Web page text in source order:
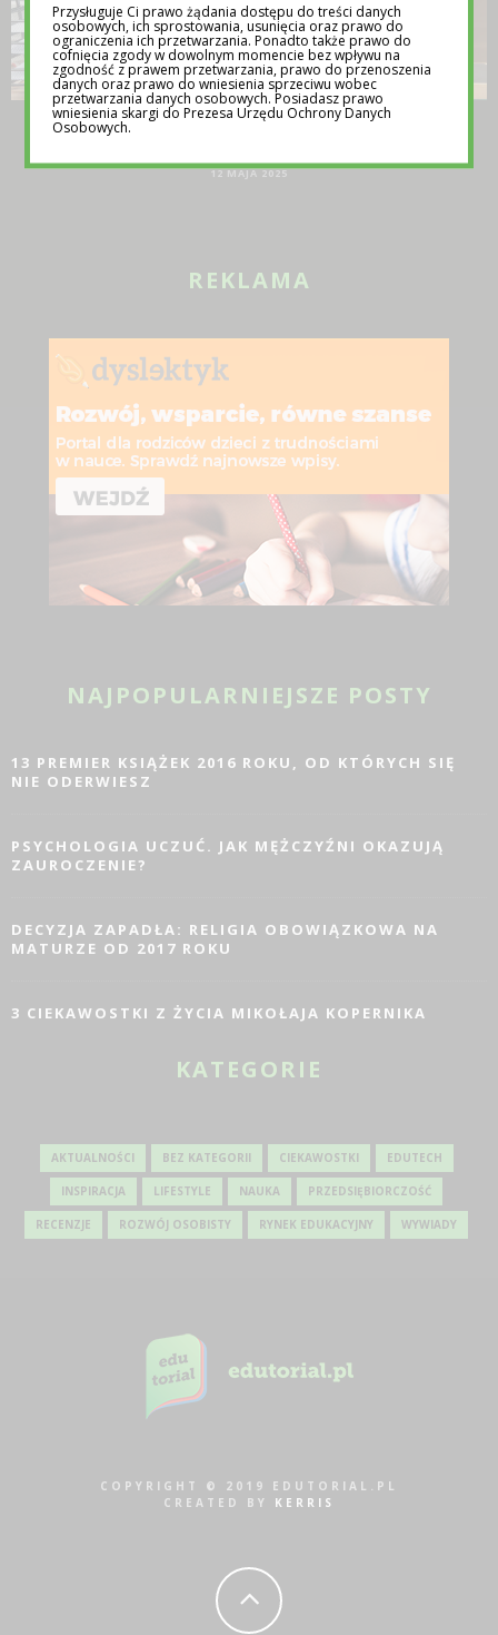
TEMATY NA LEKCJE WYCHOWAWCZE –
12 MAJA 2025
REKLAMA
NAJPOPULARNIEJSZE POSTY
13 PREMIER KSIĄŻEK 2016 ROKU, OD KTÓRYCH SIĘ
NIE ODERWIESZ
PSYCHOLOGIA UCZUĆ. JAK MĘŻCZYŹNI OKAZUJĄ
ZAUROCZENIE?
DECYZJA ZAPADŁA: RELIGIA OBOWIĄZKOWA NA
MATURZE OD 2017 ROKU
3 CIEKAWOSTKI Z ŻYCIA MIKOŁAJA KOPERNIKA
KATEGORIE
AKTUALNOŚCI BEZ KATEGORII CIEKAWOSTKI EDUTECH
INSPIRACJA LIFESTYLE NAUKA PRZEDSIĘBIORCZOŚĆ
RECENZJE ROZWÓJ OSOBISTY RYNEK EDUKACYJNY WYWIADY
COPYRIGHT © 2019 EDUTORIAL.PL
CREATED BY KERRIS
Przysługuje Ci prawo żądania dostępu do treści danych
osobowych, ich sprostowania, usunięcia oraz prawo do
ograniczenia ich przetwarzania. Ponadto także prawo do
cofnięcia zgody w dowolnym momencie bez wpływu na
zgodność z prawem przetwarzania, prawo do przenoszenia
danych oraz prawo do wniesienia sprzeciwu wobec
przetwarzania danych osobowych. Posiadasz prawo
wniesienia skargi do Prezesa Urzędu Ochrony Danych
Osobowych.